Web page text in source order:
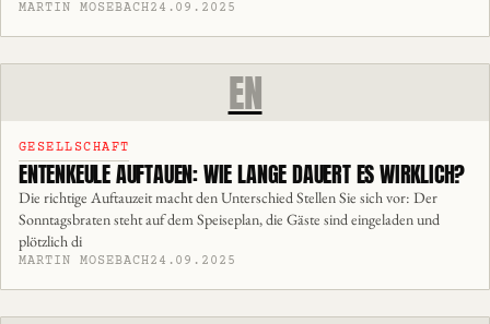
MARTIN MOSEBACH24.09.2025
EN
GESELLSCHAFT
ENTENKEULE AUFTAUEN: WIE LANGE DAUERT ES WIRKLICH?
Die richtige Auftauzeit macht den Unterschied Stellen Sie sich vor: Der
Sonntagsbraten steht auf dem Speiseplan, die Gäste sind eingeladen und
plötzlich di
MARTIN MOSEBACH24.09.2025